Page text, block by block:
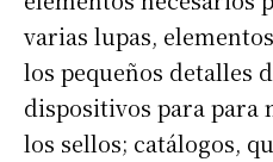
varias lupas,
los pequeños detalles
dispositivos para para
los sellos; catálogos,